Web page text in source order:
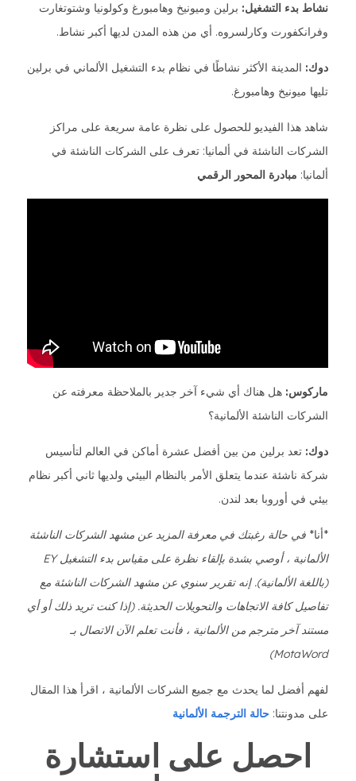
نشاط بدء التشغيل: برلين وميونيخ وهامبورغ وكولونيا وشتوتغارت
وفرانكفورت وكارلسروه. أي من هذه المدن لديها أكبر نشاط.
دوك: المدينة الأكثر نشاطًا في نظام بدء التشغيل الألماني في برلين
تليها ميونيخ وهامبورغ.
شاهد هذا الفيديو للحصول على نظرة عامة سريعة على مراكز
الشركات الناشئة في ألمانيا: تعرف على الشركات الناشئة في
ألمانيا: مبادرة المحور الرقمي
ماركوس: هل هناك أي شيء آخر جدير بالملاحظة معرفته عن
الشركات الناشئة الألمانية؟
دوك: تعد برلين من بين أفضل عشرة أماكن في العالم لتأسيس
شركة ناشئة عندما يتعلق الأمر بالنظام البيئي ولديها ثاني أكبر نظام
بيئي في أوروبا بعد لندن.
*أنا* في حالة رغبتك في معرفة المزيد عن مشهد الشركات الناشئة
الألمانية ، أوصي بشدة بإلقاء نظرة على مقياس بدء التشغيل EY
(باللغة الألمانية). إنه تقرير سنوي عن مشهد الشركات الناشئة مع
تفاصيل كافة الاتجاهات والتحويلات الحديثة. (إذا كنت تريد ذلك أو أي
مستند آخر مترجم من الألمانية ، فأنت تعلم الآن الاتصال بـ
MotaWord)
لفهم أفضل لما يحدث مع جميع الشركات الألمانية ، اقرأ هذا المقال
على مدونتنا: حالة الترجمة الألمانية
احصل على استشارة